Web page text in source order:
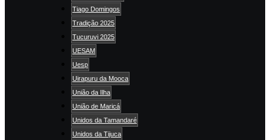
Tiago Domingos
Tradição 2025
Tucuruvi 2025
UESAM
Uesp
Uirapuru da Mooca
União da Ilha
União de Maricá
Unidos da Tamandaré
Unidos da Tijuca